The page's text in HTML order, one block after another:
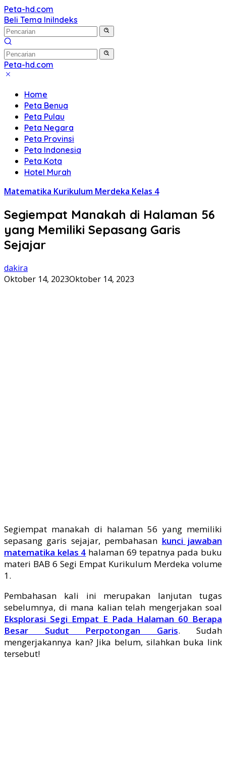
Langsung
ke
konten
Peta-hd.com
Kumpulan
Gambar
Peta
HD
Beli Tema IniIndeks
Peta-hd.com
Kumpulan
Peta
HD
Home
Peta Benua
Peta Pulau
Peta Negara
Peta Provinsi
Peta Indonesia
Peta Kota
Hotel Murah
Matematika Kurikulum Merdeka Kelas 4
Segiempat Manakah di Halaman 56
yang Memiliki Sepasang Garis
Sejajar
dakira
Oktober 14, 2023Oktober 14, 2023
Segiempat manakah di halaman 56 yang memiliki
sepasang garis sejajar, pembahasan kunci jawaban
matematika kelas 4 halaman 69 tepatnya pada buku
materi BAB 6 Segi Empat Kurikulum Merdeka volume
1.
Pembahasan kali ini merupakan lanjutan tugas
sebelumnya, di mana kalian telah mengerjakan soal
Eksplorasi Segi Empat E Pada Halaman 60 Berapa
Besar Sudut Perpotongan Garis. Sudah
mengerjakannya kan? Jika belum, silahkan buka link
tersebut!